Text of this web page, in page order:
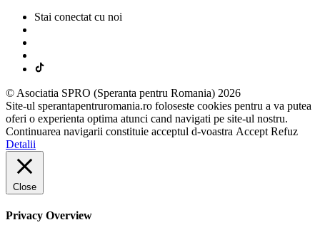
Stai conectat cu noi
© Asociatia SPRO (Speranta pentru Romania) 2026
Site-ul sperantapentruromania.ro foloseste cookies pentru a va putea
oferi o experienta optima atunci cand navigati pe site-ul nostru.
Continuarea navigarii constituie acceptul d-voastra Accept Refuz
Detalii
Close
Privacy Overview